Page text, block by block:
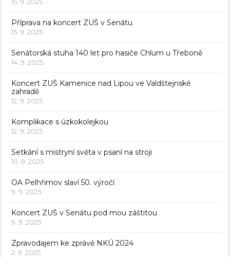
Příprava na koncert ZUŠ v Senátu
15. 9. 2025
Senátorská stuha 140 let pro hasiče Chlum u Třeboně
14. 9. 2025
Koncert ZUŠ Kamenice nad Lipou ve Valdštejnské
zahradě
12. 9. 2025
Komplikace s úzkokolejkou
12. 9. 2025
Setkání s mistryní světa v psaní na stroji
10. 9. 2025
OA Pelhřimov slaví 50. výročí
9. 9. 2025
Koncert ZUŠ v Senátu pod mou záštitou
9. 9. 2025
Zpravodajem ke zprávě NKÚ 2024
2. 9. 2025